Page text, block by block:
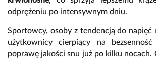
odprężeniu po intensywnym dniu.
Sportowcy, osoby z tendencją do napięć
użytkownicy cierpiący na bezsenność
poprawę jakości snu już po kilku nocach.